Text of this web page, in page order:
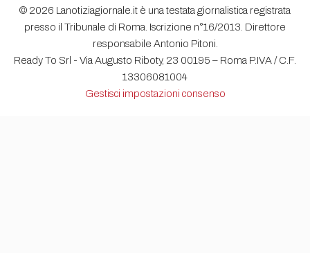
© 2026 Lanotiziagiornale.it è una testata giornalistica registrata
presso il Tribunale di Roma. Iscrizione n°16/2013. Direttore
responsabile Antonio Pitoni.
Ready To Srl - Via Augusto Riboty, 23 00195 – Roma P.IVA / C.F.
13306081004
Gestisci impostazioni consenso